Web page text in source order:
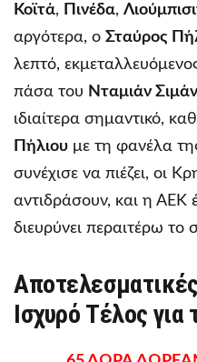
Κοϊτά, Πινέδα,
αργότερα, ο Σταύρος
λεπτό,
πάσα του Νταμιάν
ιδιαίτερα σημαντικό,
Πήλιου με τη φανέλα
συνέχισε να πιέζει, οι
αντιδράσουν, και η ΑΕΚ
διευρύνει περαιτέρω το
Ισχυρό Τέλος για